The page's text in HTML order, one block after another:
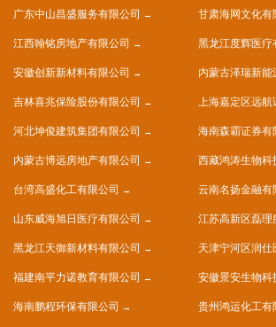
广东中山昌盛服务有限公司 甘肃海网文化有
江西翰铭房地产有限公司 黑龙江度辉医疗
安徽创新新材料有限公司 内蒙古泽瑞新能
吉林喜兆保险股份有限公司 上海嘉定区远航
河北坤俊建筑集团有限公司 海南森霸证券有
内蒙古博远房地产有限公司 西藏鸿涛生物科
台湾高盛化工有限公司 云南名扬金融有
山东威海旭日医疗有限公司 江苏高新区磊理
黑龙江天御新材料有限公司 天津宁河区润仕
福建南平力诺教育有限公司 安徽景安生物科
海南鹏程环保有限公司 贵州鸿运化工有